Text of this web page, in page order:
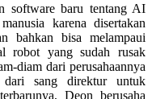
software baru tentang AI
karena disertakan
bahkan bisa melampaui
robot yang sudah rusak
diam dari perusahaannya
sang direktur untuk
Deon berusaha